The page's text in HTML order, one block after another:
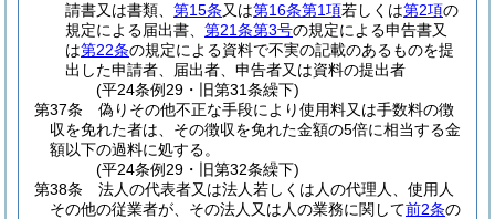
請書又は書類、 第15条又は第16条第1項若しくは第2項の
規定による届出書、 第21条第3号の規定による申告書又
は第22条の規定による資料で不実の記載のあるものを提
出した申請者、届出者、申告者又は資料の提出者
(平24条例29・旧第31条繰下)
第37条
偽りその他不正な手段により使用料又は手数料の徴
収を免れた者は、その徴収を免れた金額の5倍に相当する金
額以下の過料に処する。
(平24条例29・旧第32条繰下)
第38条
法人の代表者又は法人若しくは人の代理人、使用人
その他の従業者が、その法人又は人の業務に関して前2条の